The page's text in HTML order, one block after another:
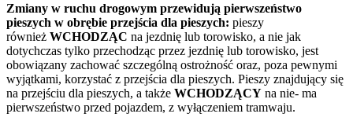
Zmiany w ruchu drogowym przewidują pierwszeństwo
pieszych w obrębie przejścia dla pieszych: pieszy
również WCHODZĄC na jezdnię lub torowisko, a nie jak
dotychczas tylko przechodząc przez jezdnię lub torowisko, jest
obowiązany zachować szczególną ostrożność oraz, poza pewnymi
wyjątkami, korzystać z przejścia dla pieszych. Pieszy znajdujący się
na przejściu dla pieszych, a także WCHODZĄCY na nie- ma
pierwszeństwo przed pojazdem, z wyłączeniem tramwaju.